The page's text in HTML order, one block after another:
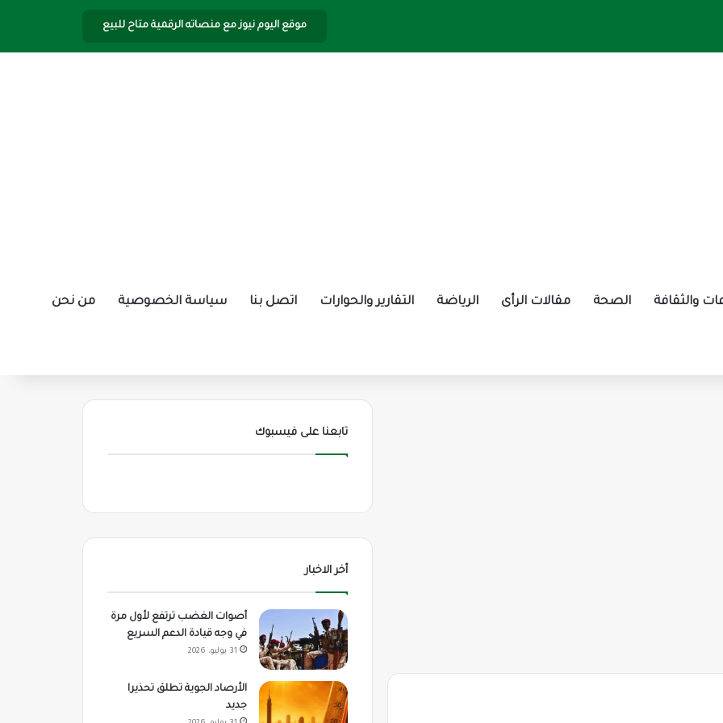
موقع اليوم نيوز مع منصاته الرقمية متاح للبيع
والثقافة الصحة مقالات الرأى الرياضة التقارير والحوارات اتصل بنا سياسة الخصوصية من نحن
تابعنا على فيسبوك
أخر الاخبار
أصوات الغضب ترتفع لأول مرة
في وجه قيادة الدعم السريع
31 يوليو، 2026
الأرصاد الجوية تطلق تحذيرا
جديد